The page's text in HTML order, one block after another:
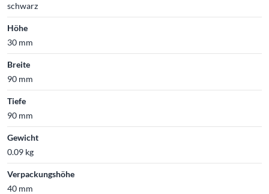
schwarz
Höhe
30 mm
Breite
90 mm
Tiefe
90 mm
Gewicht
0.09 kg
Verpackungshöhe
40 mm